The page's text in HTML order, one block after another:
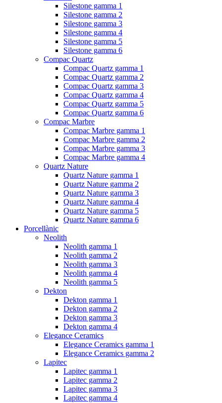
Silestone gamma 1
Silestone gamma 2
Silestone gamma 3
Silestone gamma 4
Silestone gamma 5
Silestone gamma 6
Compac Quartz
Compac Quartz gamma 1
Compac Quartz gamma 2
Compac Quartz gamma 3
Compac Quartz gamma 4
Compac Quartz gamma 5
Compac Quartz gamma 6
Compac Marbre
Compac Marbre gamma 1
Compac Marbre gamma 2
Compac Marbre gamma 3
Compac Marbre gamma 4
Quartz Nature
Quartz Nature gamma 1
Quartz Nature gamma 2
Quartz Nature gamma 3
Quartz Nature gamma 4
Quartz Nature gamma 5
Quartz Nature gamma 6
Porcellànic
Neolith
Neolith gamma 1
Neolith gamma 2
Neolith gamma 3
Neolith gamma 4
Neolith gamma 5
Dekton
Dekton gamma 1
Dekton gamma 2
Dekton gamma 3
Dekton gamma 4
Elegance Ceramics
Elegance Ceramics gamma 1
Elegance Ceramics gamma 2
Lapitec
Lapitec gamma 1
Lapitec gamma 2
Lapitec gamma 3
Lapitec gamma 4